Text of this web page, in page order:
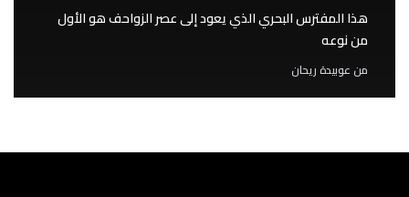
هذا المفترس البحري الذي يعود إلى عصر الزواحف هو الأول
من نوعه
من عوبيدة ريحان